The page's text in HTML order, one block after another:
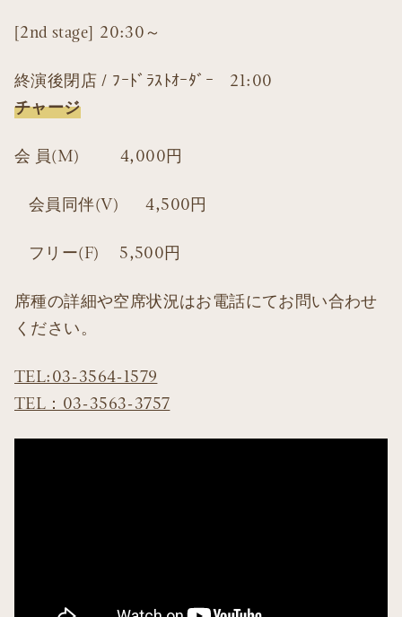
[2nd stage] 20:30～
終演後閉店 / ﾌｰﾄﾞﾗｽﾄｵｰﾀﾞｰ 21:00
チャージ
会 員(M) 4,000円
会員同伴(V) 4,500円
フリー(F) 5,500円
席種の詳細や空席状況はお電話にてお問い合わせ
ください。
TEL:03-3564-1579
TEL：03-3563-3757